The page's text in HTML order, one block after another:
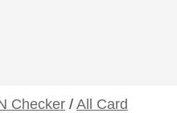
Checker / All Card